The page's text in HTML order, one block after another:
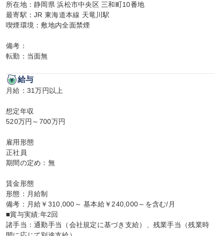
所在地：静岡県 浜松市中央区 三和町10番地
最寄駅：JR 東海道本線 天竜川駅
喫煙環境：敷地内全面禁煙
備考：
転勤：当面無
給与
月給：31万円以上
想定年収
520万円～700万円
雇用形態
正社員
期間の定め：無
賃金形態
形態：月給制
備考：月給￥310,000～ 基本給￥240,000～を含む/月
■賞与実績:年2回
諸手当：通勤手当（会社規定に基づき支給）、残業手当（残業時